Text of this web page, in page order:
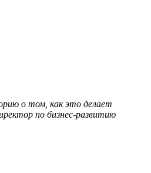
о том, как это делает
по бизнес-развитию